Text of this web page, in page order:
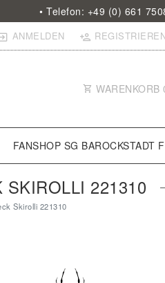
• Telefon: +49 (0) 661
ANMELDEN
WARENKORB
FANSHOP SG BAROCKSTADT
SKIROLLI 221310
Skirolli 221310